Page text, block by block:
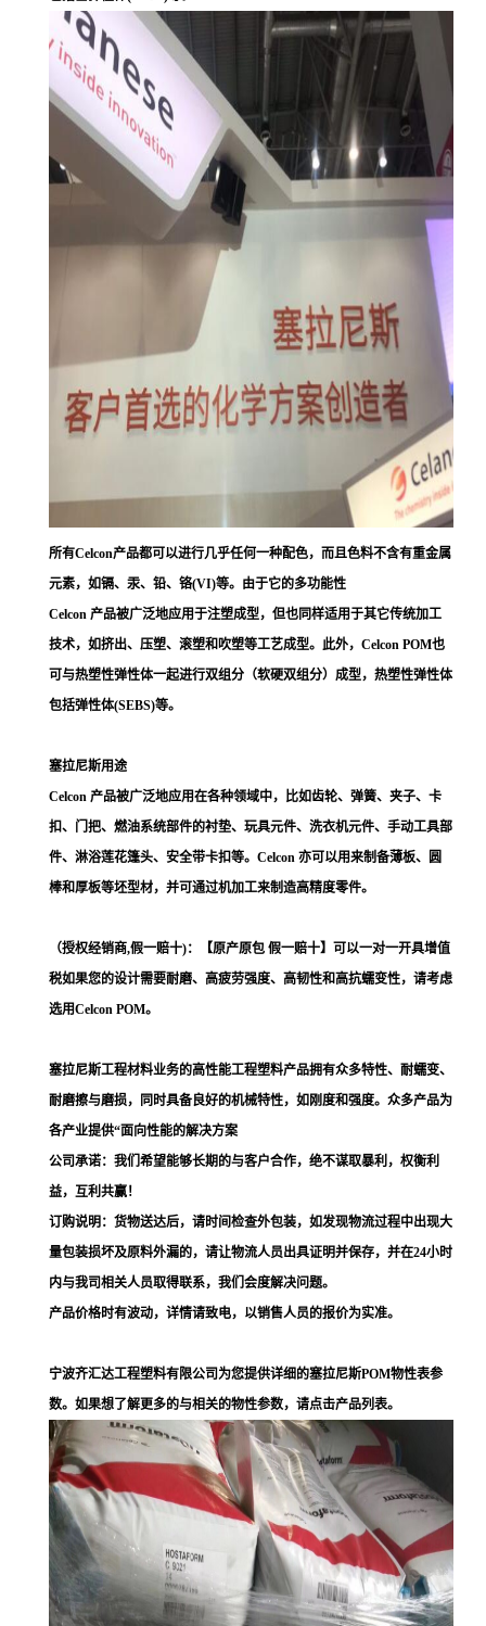
所有Celcon产品都可以进行几乎任何一种配色，而且色料不含有重金属
元素，如镉、汞、铅、铬(VI)等。由于它的多功能性
Celcon 产品被广泛地应用于注塑成型，但也同样适用于其它传统加工
技术，如挤出、压塑、滚塑和吹塑等工艺成型。此外，Celcon POM也
可与热塑性弹性体一起进行双组分（软硬双组分）成型，热塑性弹性体
包括弹性体(SEBS)等。
塞拉尼斯用途
Celcon 产品被广泛地应用在各种领域中，比如齿轮、弹簧、夹子、卡
扣、门把、燃油系统部件的衬垫、玩具元件、洗衣机元件、手动工具部
件、淋浴莲花篷头、安全带卡扣等。Celcon 亦可以用来制备薄板、圆
棒和厚板等坯型材，并可通过机加工来制造高精度零件。
（授权经销商,假一赔十)：【原产原包 假一赔十】可以一对一开具增值
税如果您的设计需要耐磨、高疲劳强度、高韧性和高抗蠕变性，请考虑
选用Celcon POM。
塞拉尼斯工程材料业务的高性能工程塑料产品拥有众多特性、耐蠕变、
耐磨擦与磨损，同时具备良好的机械特性，如刚度和强度。众多产品为
各产业提供“面向性能的解决方案
公司承诺：我们希望能够长期的与客户合作，绝不谋取暴利，权衡利
益，互利共赢！
订购说明：货物送达后，请时间检查外包装，如发现物流过程中出现大
量包装损坏及原料外漏的，请让物流人员出具证明并保存，并在24小时
内与我司相关人员取得联系，我们会度解决问题。
产品价格时有波动，详情请致电，以销售人员的报价为实准。
宁波齐汇达工程塑料有限公司为您提供详细的塞拉尼斯POM物性表参
数。如果想了解更多的与相关的物性参数，请点击产品列表。